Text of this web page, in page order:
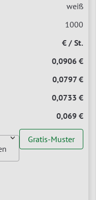
weiß
1000
€ / St.
0,0906 €
0,0797 €
0,0733 €
0,069 €
Gratis-Muster